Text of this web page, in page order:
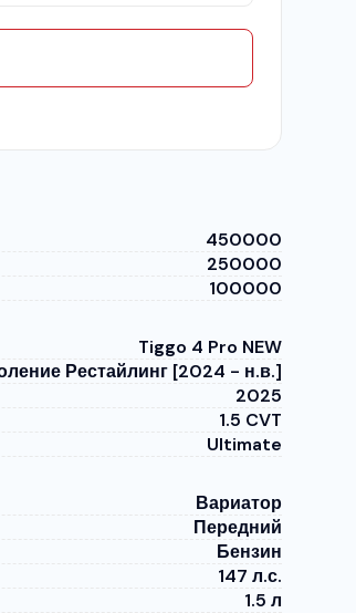
450000
250000
100000
Tiggo 4 Pro NEW
Рестайлинг [2024 - н.в.]
2025
1.5 CVT
Ultimate
Вариатор
Передний
Бензин
147 л.с.
1.5 л